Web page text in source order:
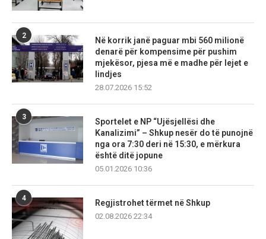
2
Në korrik janë paguar mbi 560 milionë
denarë për kompensime për pushim
mjekësor, pjesa më e madhe për lejet e
lindjes
28.07.2026 15:52
3
Sportelet e NP “Ujësjellësi dhe
Kanalizimi” – Shkup nesër do të punojnë
nga ora 7:30 deri në 15:30, e mërkura
është ditë jopune
05.01.2026 10:36
4
Regjistrohet tërmet në Shkup
02.08.2026 22:34